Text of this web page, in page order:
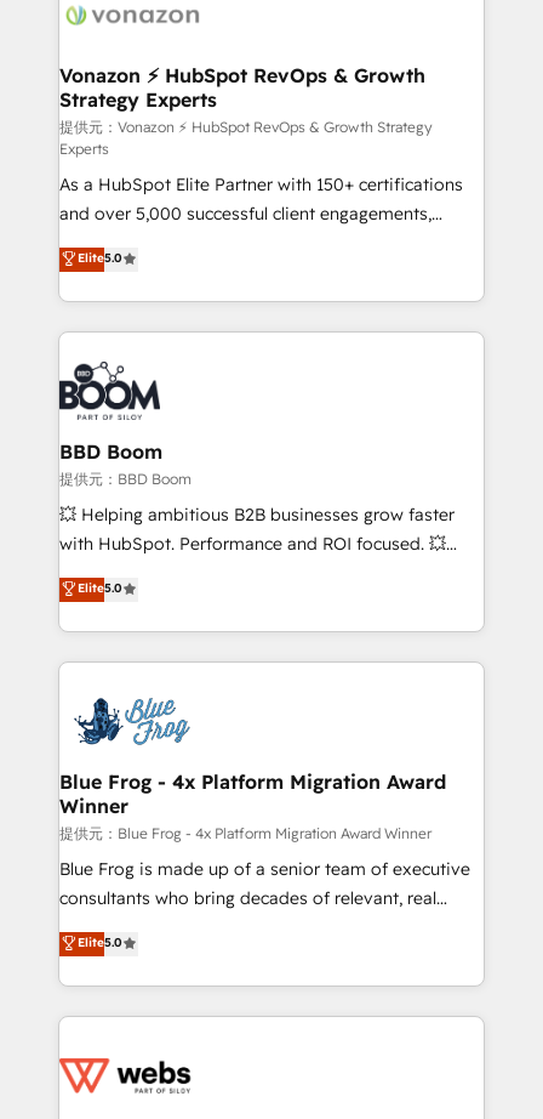
delà d’une simple transformation digitale et des
➤ L’intégration de CRM et de méthodologie RevOps
pour aligner les équipes marketing, commerciales et
support client (data migration, synchronisation API,
audit et maintenance) ➤ La création de sites internet
de conversion qui transforment les visiteurs en
opportunités d'affaires ➤ La mise en place de
stratégies d'acquisition marketing (SEO, SEA,
inbound, automatisation marketing, ABM, IA,
emailing) Informations clés : - 10 ans d'expérience -
100+ intégrations CRM HubSpot réussies - 40
experts conseil - 150 certifications HubSpot
cumulées
Vonazon ⚡ HubSpot RevOps & Growth
Strategy Experts
提供元：Vonazon ⚡ HubSpot RevOps & Growth Strategy
Experts
As a HubSpot Elite Partner with 150+ certifications
and over 5,000 successful client engagements,
Vonazon turns marketing complexity into
measurable, scalable growth. From onboarding to
enterprise-grade campaigns, our in-house team
builds scalable strategies that drive long-term
revenue. ⚙️ HubSpot Integration & Optimization •
Seamless CRM, CMS, and automation setup •
Complex platform migrations and data cleanups •
Custom APIs and third-party integrations 📈 End-to-
End Revenue Acceleration • Lifecycle marketing and
pipeline growth programs • Sales enablement tools
and CRM optimization • Retention strategies with
Execution • 750+ onboardings and 2,000+
implementations • Deep expertise across marketing,
Elite5.0
BBD Boom
提供元：BBD Boom
💥 Helping ambitious B2B businesses grow faster
with HubSpot. Performance and ROI focused. 💥
BBD Boom is the HubSpot partner that can help you
to HubSpot Better. We work with your teams to
solve all your HubSpot challenges and improve user
adoption, sales process and marketing results.
the first time 🔧 Designing and optimising your
HubSpot set-up for better results 🌐 Website design
and build using HubSpot 🔌 Integrating HubSpot
with other systems 🎓 Training your teams to be
HubSpot pros 📊 Lead generation services using
HubSpot Why us? - SIX HubSpot Accreditations -
awarded by HubSpot after a rigorous process for
Migration, Custom Integration & Platform
Enablement -Onboarded over 500 businesses to
get more from your investment in HubSpot.
www.bbdboom.com
Elite5.0
Blue Frog - 4x Platform Migration Award
Winner
提供元：Blue Frog - 4x Platform Migration Award Winner
Blue Frog is made up of a senior team of executive
consultants who bring decades of relevant, real
world experience to our client engagements. "Blue
Frog is a top, trusted partner in HubSpot's
ecosystem for a reason. Their team brings over a
decade of experience to the table, along with deep
for driving growth. They are committed to helping
Elite5.0